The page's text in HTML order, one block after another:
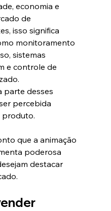
economia e
de
isso significa
monitoramento
sistemas
e controle de
parte desses
percebida
produto.
que a animação
poderosa
destacar